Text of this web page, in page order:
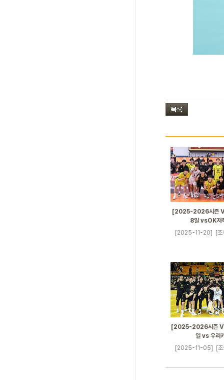
[2025-2026시즌 V
8일 vsOK저
[2025-11-20]
[
[2025-2026시즌 V
일 vs 우리
[2025-11-05]
[